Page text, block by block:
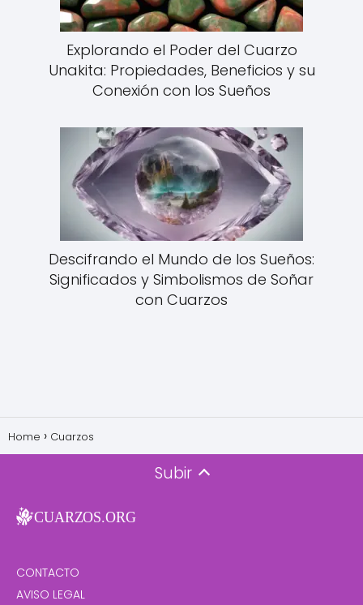
Explorando el Poder del Cuarzo
Unakita: Propiedades, Beneficios y su
Conexión con los Sueños
Descifrando el Mundo de los Sueños:
Significados y Simbolismos de Soñar
con Cuarzos
Home Cuarzos
Subir
CONTACTO
AVISO LEGAL